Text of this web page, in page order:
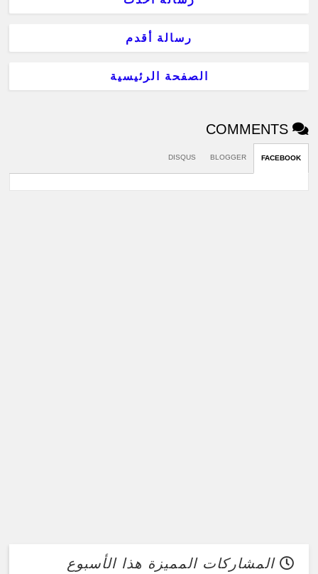
رسالة أقدم
الصفحة الرئيسية
COMMENTS
FACEBOOK
BLOGGER
DISQUS
المشاركات المميزة هذا الأسبوع